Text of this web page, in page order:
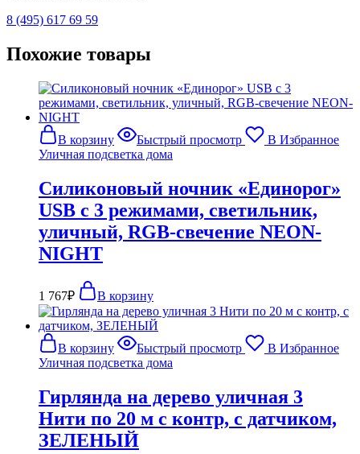
8 (495) 617 69 59
Похожие товары
В корзину Быстрый просмотр
В Избранное
Уличная подсветка дома
Силиконовый ночник «Единорог»
USB с 3 режимами, светильник,
уличный, RGB-свечение NEON-
NIGHT
1 767₽ В корзину
В корзину Быстрый просмотр
В Избранное
Уличная подсветка дома
Гирлянда на дерево уличная 3
Нити по 20 м с контр, с датчиком,
ЗЕЛЕНЫЙ